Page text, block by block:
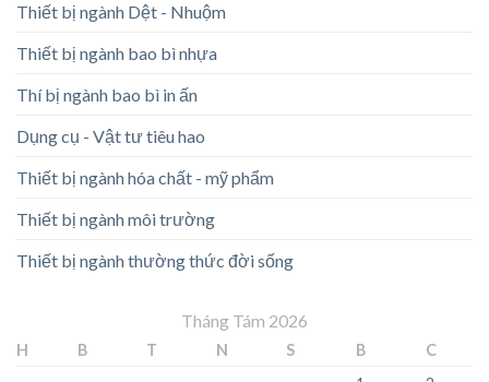
Thiết bị ngành Dệt - Nhuộm
Thiết bị ngành bao bì nhựa
Thí bị ngành bao bì in ấn
Dụng cụ - Vật tư tiêu hao
Thiết bị ngành hóa chất - mỹ phẩm
Thiết bị ngành môi trường
Thiết bị ngành thường thức đời sống
Tháng Tám 2026
H B T N S B
C